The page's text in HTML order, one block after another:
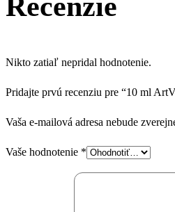
Recenzie
Nikto zatiaľ nepridal hodnotenie.
Pridajte prvú recenziu pre “10 ml
Vaša e-mailová adresa nebude
Vaše hodnotenie *